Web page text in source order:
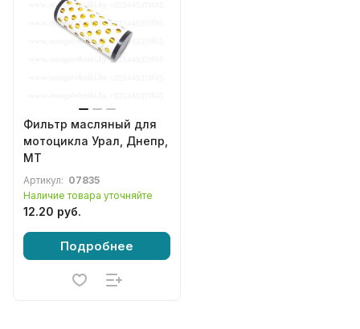
Фильтр масляный для
мотоцикла Урал, Днепр,
МТ
Артикул: 07835
Наличие товара уточняйте
12.20 руб.
Подробнее